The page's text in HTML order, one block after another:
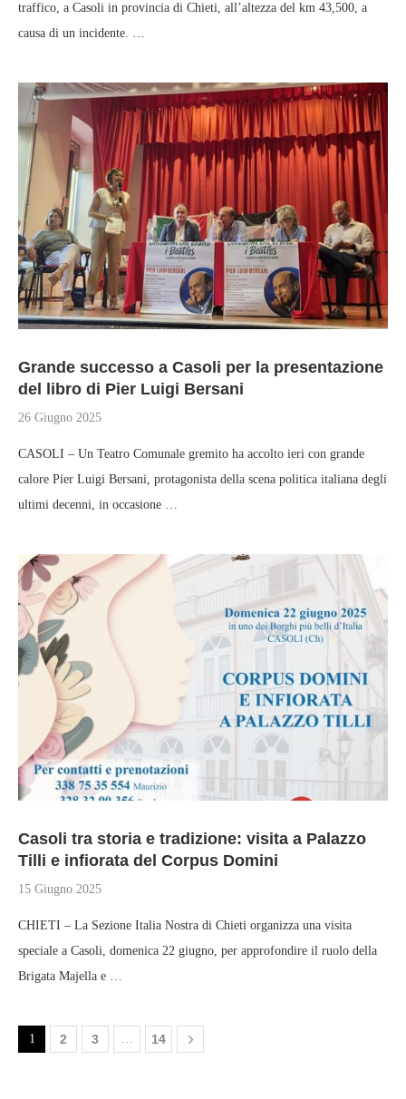
traffico, a Casoli in provincia di Chieti, all’altezza del km 43,500, a
causa di un incidente. …
Grande successo a Casoli per la presentazione
del libro di Pier Luigi Bersani
26 Giugno 2025
CASOLI – Un Teatro Comunale gremito ha accolto ieri con grande
calore Pier Luigi Bersani, protagonista della scena politica italiana degli
ultimi decenni, in occasione …
Casoli tra storia e tradizione: visita a Palazzo
Tilli e infiorata del Corpus Domini
15 Giugno 2025
CHIETI – La Sezione Italia Nostra di Chieti organizza una visita
speciale a Casoli, domenica 22 giugno, per approfondire il ruolo della
Brigata Majella e …
1 2 3 … 14